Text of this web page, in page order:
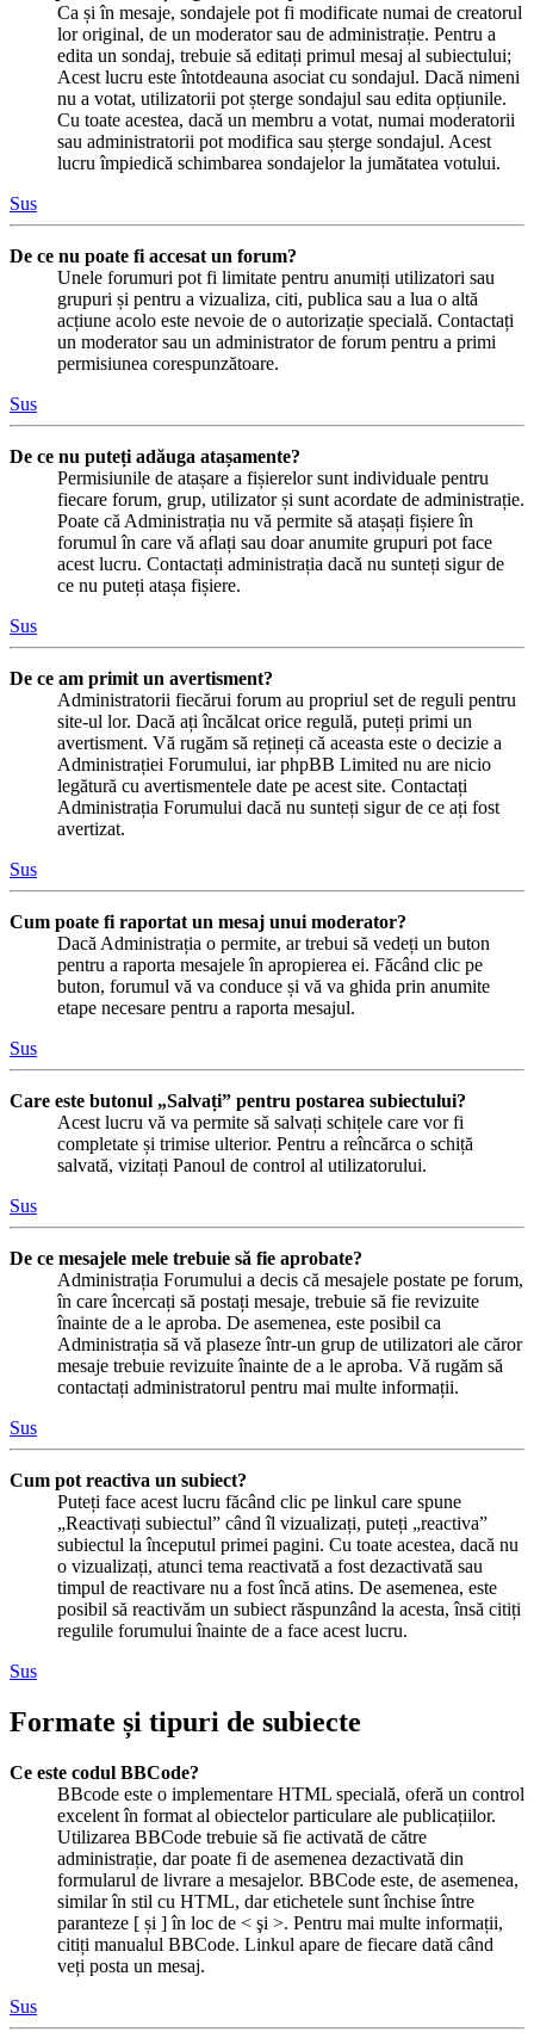
Ca și în mesaje, sondajele pot fi modificate numai de creatorul
lor original, de un moderator sau de administrație. Pentru a
edita un sondaj, trebuie să editați primul mesaj al subiectului;
Acest lucru este întotdeauna asociat cu sondajul. Dacă nimeni
nu a votat, utilizatorii pot șterge sondajul sau edita opțiunile.
Cu toate acestea, dacă un membru a votat, numai moderatorii
sau administratorii pot modifica sau șterge sondajul. Acest
lucru împiedică schimbarea sondajelor la jumătatea votului.
Sus
De ce nu poate fi accesat un forum?
Unele forumuri pot fi limitate pentru anumiți utilizatori sau
grupuri și pentru a vizualiza, citi, publica sau a lua o altă
acțiune acolo este nevoie de o autorizație specială. Contactați
un moderator sau un administrator de forum pentru a primi
permisiunea corespunzătoare.
Sus
De ce nu puteți adăuga atașamente?
Permisiunile de atașare a fișierelor sunt individuale pentru
fiecare forum, grup, utilizator și sunt acordate de administrație.
Poate că Administrația nu vă permite să atașați fișiere în
forumul în care vă aflați sau doar anumite grupuri pot face
acest lucru. Contactați administrația dacă nu sunteți sigur de
ce nu puteți atașa fișiere.
Sus
De ce am primit un avertisment?
Administratorii fiecărui forum au propriul set de reguli pentru
site-ul lor. Dacă ați încălcat orice regulă, puteți primi un
avertisment. Vă rugăm să rețineți că aceasta este o decizie a
Administrației Forumului, iar phpBB Limited nu are nicio
legătură cu avertismentele date pe acest site. Contactați
Administrația Forumului dacă nu sunteți sigur de ce ați fost
avertizat.
Sus
Cum poate fi raportat un mesaj unui moderator?
Dacă Administrația o permite, ar trebui să vedeți un buton
pentru a raporta mesajele în apropierea ei. Făcând clic pe
buton, forumul vă va conduce și vă va ghida prin anumite
etape necesare pentru a raporta mesajul.
Sus
Care este butonul „Salvați” pentru postarea subiectului?
Acest lucru vă va permite să salvați schițele care vor fi
completate și trimise ulterior. Pentru a reîncărca o schiță
salvată, vizitați Panoul de control al utilizatorului.
Sus
De ce mesajele mele trebuie să fie aprobate?
Administrația Forumului a decis că mesajele postate pe forum,
în care încercați să postați mesaje, trebuie să fie revizuite
înainte de a le aproba. De asemenea, este posibil ca
Administrația să vă plaseze într-un grup de utilizatori ale căror
mesaje trebuie revizuite înainte de a le aproba. Vă rugăm să
contactați administratorul pentru mai multe informații.
Sus
Cum pot reactiva un subiect?
Puteți face acest lucru făcând clic pe linkul care spune
„Reactivați subiectul” când îl vizualizați, puteți „reactiva”
subiectul la începutul primei pagini. Cu toate acestea, dacă nu
o vizualizați, atunci tema reactivată a fost dezactivată sau
timpul de reactivare nu a fost încă atins. De asemenea, este
posibil să reactivăm un subiect răspunzând la acesta, însă citiți
regulile forumului înainte de a face acest lucru.
Sus
Formate și tipuri de subiecte
Ce este codul BBCode?
BBcode este o implementare HTML specială, oferă un control
excelent în format al obiectelor particulare ale publicațiilor.
Utilizarea BBCode trebuie să fie activată de către
administrație, dar poate fi de asemenea dezactivată din
formularul de livrare a mesajelor. BBCode este, de asemenea,
similar în stil cu HTML, dar etichetele sunt închise între
paranteze [ și ] în loc de < şi >. Pentru mai multe informații,
citiți manualul BBCode. Linkul apare de fiecare dată când
veți posta un mesaj.
Sus